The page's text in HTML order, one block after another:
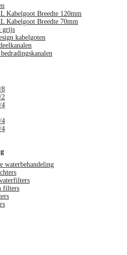
Kabelgoot Breedte 120mm
Kabelgoot Breedte 70mm
grijs
kabelgoten
8
2
4
4
4
waterbehandeling
filters